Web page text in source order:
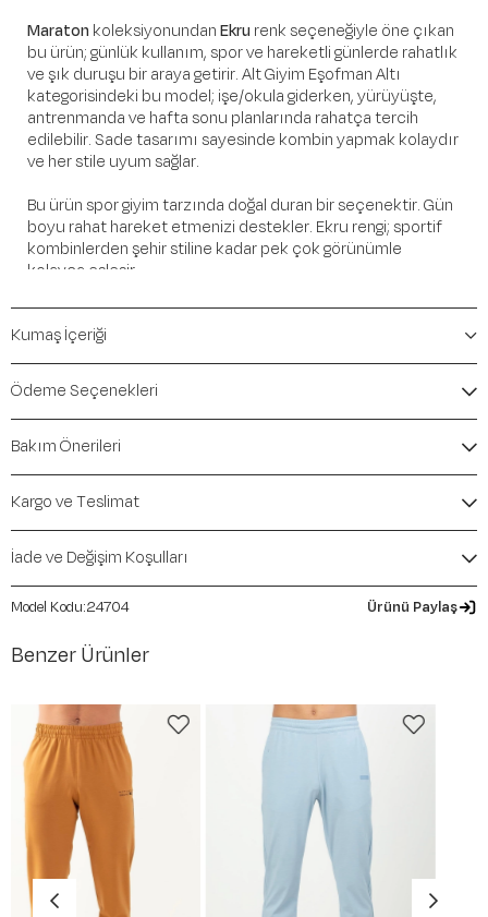
Maraton koleksiyonundanEkru renk seçeneğiyle öne çıkan
bu ürün; günlük kullanım, spor ve hareketli günlerde rahatlık
ve şık duruşu bir araya getirir. Alt Giyim Eşofman Altı
kategorisindeki bu model; işe/okula giderken, yürüyüşte,
antrenmanda ve hafta sonu planlarında rahatça tercih
edilebilir. Sade tasarımı sayesinde kombin yapmak kolaydır
ve her stile uyum sağlar.
Bu ürün spor giyim tarzında doğal duran bir seçenektir. Gün
boyu rahat hareket etmenizi destekler. Ekru rengi; sportif
kombinlerden şehir stiline kadar pek çok görünümle
kolayca eşleşir.
Öne Çıkan Detaylar
Marka:Maraton
Renk:Ekru
Elastane
Kalıp / Form:Comfort
Mevsim:İlkbahar-Yaz
Kumaş İçeriği
Ödeme Seçenekleri
Bakım Önerileri
Kargo ve Teslimat
İade ve Değişim Koşulları
24704 Ürünü Paylaş
Benzer Ürünler